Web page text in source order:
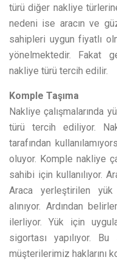
türü diğer nakliye
nedeni ise aracın ve
sahipleri uygun fiyatlı
yönelmektedir. Fakat
nakliye türü tercih edilir.
Komple Taşıma
Nakliye çalışmalarında
türü tercih ediliyor.
tarafından
oluyor. Komple nakliye
sahibi için kullanılıyor.
Araca yerleştirilen
alınıyor. Ardından
ilerliyor. Yük için
sigortası yapılıyor.
müşterilerimiz haklarını